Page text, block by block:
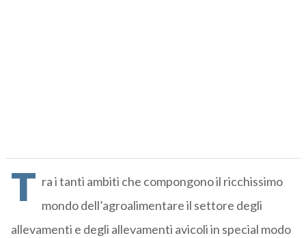
T ra i tanti ambiti che compongono il ricchissimo
mondo dell’agroalimentare il settore degli
allevamenti e degli allevamenti avicoli in special modo